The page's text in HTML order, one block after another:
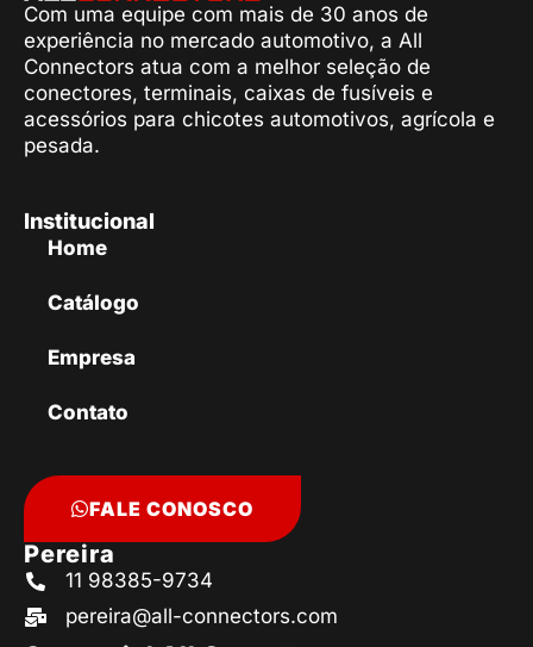
Com uma equipe com mais de 30 anos de
experiência no mercado automotivo, a All
Connectors atua com a melhor seleção de
conectores, terminais, caixas de fusíveis e
acessórios para chicotes automotivos, agrícola e
pesada.
Institucional
Home
Catálogo
Empresa
Contato
FALE CONOSCO
Pereira
11 98385-9734
pereira@all-connectors.com